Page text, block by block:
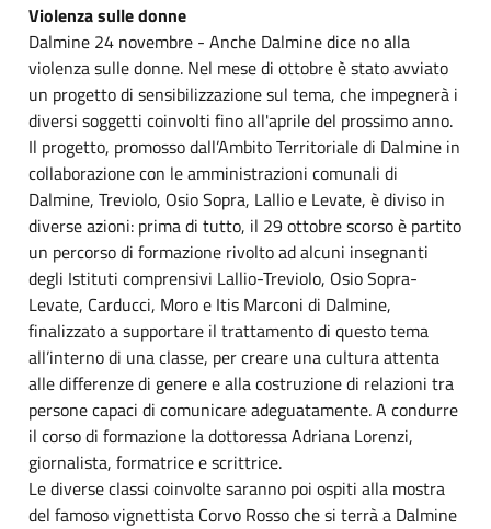
Violenza sulle donne
Dalmine 24 novembre - Anche Dalmine dice no alla
violenza sulle donne. Nel mese di ottobre è stato avviato
un progetto di sensibilizzazione sul tema, che impegnerà i
diversi soggetti coinvolti fino all'aprile del prossimo anno.
Il progetto, promosso dall’Ambito Territoriale di Dalmine in
collaborazione con le amministrazioni comunali di
Dalmine, Treviolo, Osio Sopra, Lallio e Levate, è diviso in
diverse azioni: prima di tutto, il 29 ottobre scorso è partito
un percorso di formazione rivolto ad alcuni insegnanti
degli Istituti comprensivi Lallio-Treviolo, Osio Sopra-
Levate, Carducci, Moro e Itis Marconi di Dalmine,
finalizzato a supportare il trattamento di questo tema
all’interno di una classe, per creare una cultura attenta
alle differenze di genere e alla costruzione di relazioni tra
persone capaci di comunicare adeguatamente. A condurre
il corso di formazione la dottoressa Adriana Lorenzi,
giornalista, formatrice e scrittrice.
Le diverse classi coinvolte saranno poi ospiti alla mostra
del famoso vignettista Corvo Rosso che si terrà a Dalmine